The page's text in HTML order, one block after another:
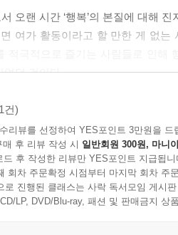
오랜 시간 ‘행복’의 본질에 대해
여가 활동이라고 할 만한 게 없
었던 것이다.
쁨을 주는 능동적 여가 활동’을 한
으로 생각하는 취미의 개념을 뛰어
을 느끼고, 꾸준히 하며, 점차 깊
사람들의 비밀은 나만의 오티움을
문요한이 제안하는 지금 이 시대의
건)
리뷰를 선정하여 YES포인트 3만원을 드
후 리뷰 작성 시 일반회원 300원, 마니
드 후 작성한 리뷰만 YES포인트 지급됩니
회차 주문확정 시점부터 마지막 회차 주
로 진행된 클래스는 사락 독서모임 게시
LP, DVD/Blu-ray, 패션 및 판매금지 상